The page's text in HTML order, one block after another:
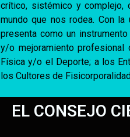
crítico, sistémico y complejo,
mundo que nos rodea. Con
presenta como un
y/o mejoramiento profesional
Física y/o el Deporte; a los
los Cultores de
EL CONSEJO